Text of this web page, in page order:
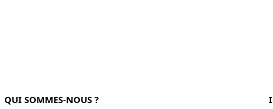
QUI SOMMES-NOUS ?